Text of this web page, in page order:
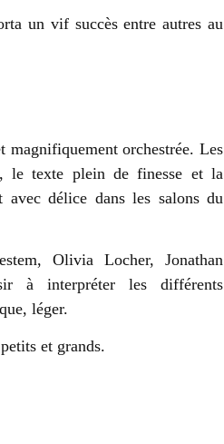
un vif succès entre autres au
magnifiquement orchestrée. Les
le texte plein de finesse et la
avec délice dans les salons du
Olivia Locher, Jonathan
à interpréter les différents
léger.
et grands.